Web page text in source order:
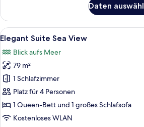
Villa,
eigener
Pool,
Meerblick
Daten
Alle
Fotos
für
Elegant
Suite
Sea
View
anzeigen
9
Elegant Suite Sea View
Blick aufs Meer
79 m²
1 Schlafzimmer
Platz für 4 Personen
1 Queen-Bett und 1 großes Schlafsofa
Kostenloses WLAN